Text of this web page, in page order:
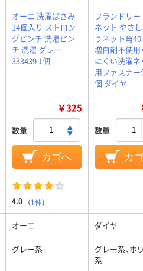
オーエ 洗濯ばさみ
14個入り ストロン
グピンチ 洗濯ピン
チ 洗濯 グレー
333439 1個
フランドリー
ネット やさ
うネット角
増白剤不使用
にくい洗濯
用ファスナー
個 ダイヤ
￥325
数量
カゴへ
数量
カ
4.0 （1件）
オーエ ダイヤ
グレー系
グレー系、ホ
系